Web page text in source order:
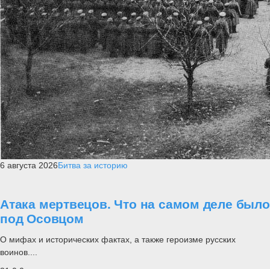
6 августа 2026Битва за историю
Атака мертвецов. Что на самом деле было
под Осовцом
О мифах и исторических фактах, а также героизме русских
воинов....